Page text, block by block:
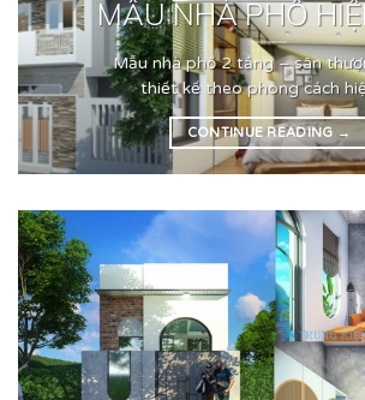
MẪU NHÀ PHỐ
Mẫu nhà phố 2 tầng – sân
thiết kế theo phong cách
CONTINUE READING →